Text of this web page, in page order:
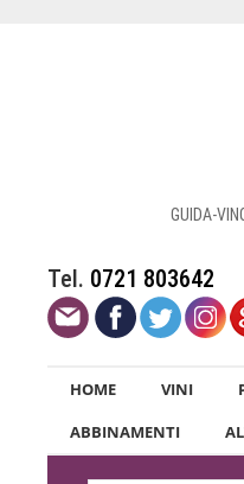
GUIDA-
Tel. 0721 803642
HOME VINI
ABBINAMENTI